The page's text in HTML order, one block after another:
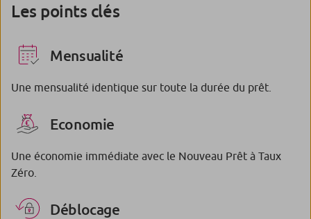
Les points clés
Mensualité
Une mensualité identique sur toute la durée du prêt.
Economie
Une économie immédiate avec le Nouveau Prêt à Taux
Zéro.
Déblocage